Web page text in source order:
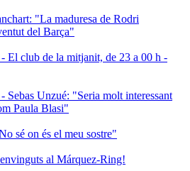
"La maduresa de Rodri
del Barça"
El club de la mitjanit, de 23 a 00 h -
Sebas Unzué: "Seria molt interessant
Paula Blasi"
sé on és el meu sostre"
al Márquez-Ring!